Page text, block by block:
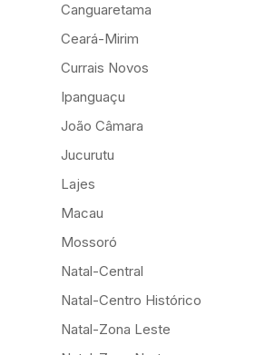
Canguaretama
Ceará-Mirim
Currais Novos
Ipanguaçu
João Câmara
Jucurutu
Lajes
Macau
Mossoró
Natal-Central
Natal-Centro Histórico
Natal-Zona Leste